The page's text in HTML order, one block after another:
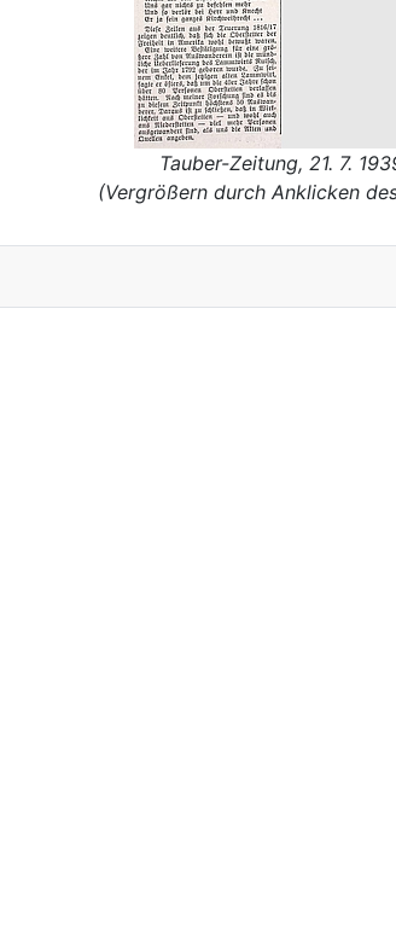
Tauber-Zeitung, 21. 7.
(Vergrößern durch Anklicken